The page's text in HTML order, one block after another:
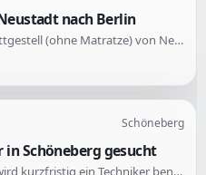
nach Berlin
Es wird eine Beiladung für ein Bettgestell (ohne Matratze) von Neustadt nach Berlin gesucht. Die Abholung erfolgt in Neustadt und die Zustellung in Berlin.
Schöneberg
in Schöneberg gesucht
Für eine Bosch-Waschmaschine wird kurzfristig ein Techniker benötigt, um Fehler E35-10 und E36-10 zu beheben. Die Maschine hat bereits einige Schritte durchlaufen, wie die Reinigung des Flusensiebs und das Ablassen des Restwassers. Die Reparatur soll heute zwischen 14-16 Uhr in Schöneberg stattfinden.